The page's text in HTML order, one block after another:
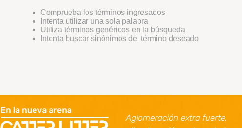
Comprueba los términos ingresados
Intenta utilizar una sola palabra
Utiliza términos genéricos en la búsqueda
Intenta buscar sinónimos del término deseado